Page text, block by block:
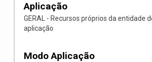
Aplicação
GERAL - Recursos próprios da entidade
aplicação
Modo Aplicação